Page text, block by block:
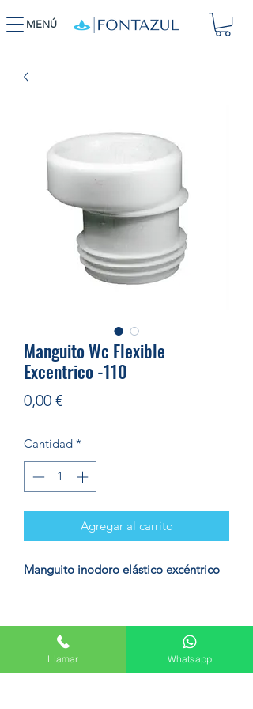
MENÚ
Manguito Wc Flexible
Excentrico -110
0,00 €Precio
Cantidad *
Agregar al carrito
Manguito inodoro elástico excéntrico
Formulario de suscripción
Llamar Whatsapp